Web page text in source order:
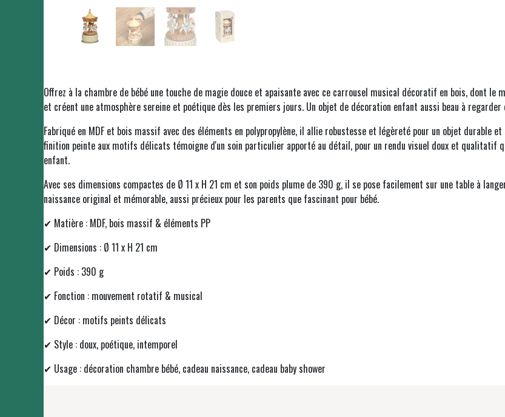
Offrez à la chambre de bébé une touche de magie douce et apaisante avec ce carrousel musical décoratif en bois, dont
et créent une atmosphère sereine et poétique dès les premiers jours. Un objet de décoration enfant aussi beau à regarder
Fabriqué en MDF et bois massif avec des éléments en polypropylène, il allie robustesse et légèreté pour un objet durable
finition peinte aux motifs délicats témoigne d'un soin particulier apporté au détail, pour un rendu visuel doux et qualitatif
enfant.
Avec ses dimensions compactes de Ø 11 x H 21 cm et son poids plume de 390 g, il se pose facilement sur une table à
naissance original et mémorable, aussi précieux pour les parents que fascinant pour bébé.
✔ Matière : MDF, bois massif & éléments PP
✔ Dimensions : Ø 11 x H 21 cm
✔ Poids : 390 g
✔ Fonction : mouvement rotatif & musical
✔ Décor : motifs peints délicats
✔ Style : doux, poétique, intemporel
✔ Usage : décoration chambre bébé, cadeau naissance, cadeau baby shower